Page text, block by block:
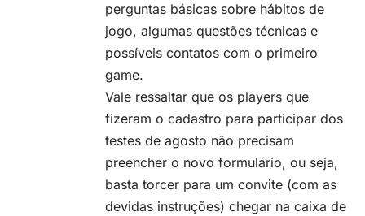
perguntas básicas sobre hábitos de
jogo, algumas questões técnicas e
possíveis contatos com o primeiro
game.
Vale ressaltar que os players que
fizeram o cadastro para participar dos
testes de agosto não precisam
preencher o novo formulário, ou seja,
basta torcer para um convite (com as
devidas instruções) chegar na caixa de